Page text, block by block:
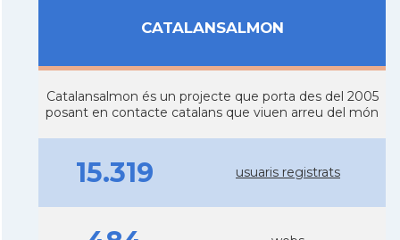
CATALANSALMON
Catalansalmon és un projecte que porta des del 2005
posant en contacte catalans que viuen arreu del món
15.319 usuaris registrats